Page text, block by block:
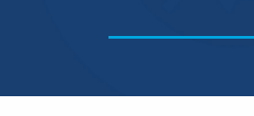
À PROPOS